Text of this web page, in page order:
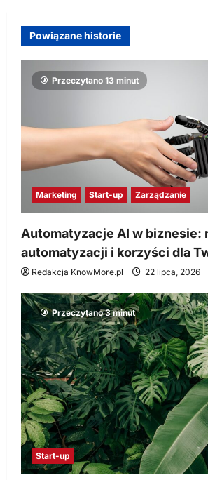
Powiązane historie
Przeczytano 13 minut
Marketing Start-up Zarządzanie
Automatyzacje AI w biznesie:
automatyzacji i korzyści dla
Redakcja KnowMore.pl 22 lipca, 2026
Przeczytano 3 minut
Start-up